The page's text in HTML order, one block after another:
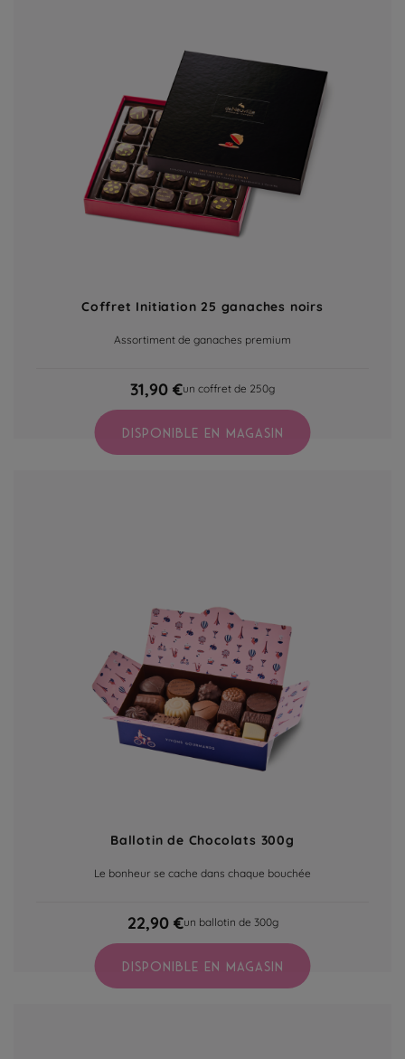
Coffret Initiation 25 ganaches noirs
Assortiment de ganaches premium
31,90 €un coffret de 250g
DISPONIBLE EN MAGASIN
Ballotin de Chocolats 300g
Le bonheur se cache dans chaque bouchée
22,90 €un ballotin de 300g
DISPONIBLE EN MAGASIN